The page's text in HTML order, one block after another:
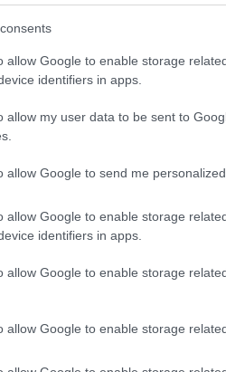
allow Google to enable storage
identifiers in apps.
allow my user data to be sent to
allow Google to send me
allow Google to enable storage
identifiers in apps.
allow Google to enable storage
allow Google to enable storage
| 18:46
Ρουμάνου
31χρονος Ρουμάνος
εκδοθεί Ευρωπαϊκό
Για το αδίκημα
στη Ρουμανία, του είχε
Ο συλληφθείς οδηγήθηκε
Τμήμα […]